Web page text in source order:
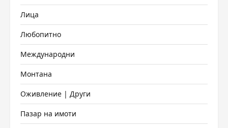
Лица
Любопитно
Международни
Монтана
Оживление | Други
Пазар на имоти